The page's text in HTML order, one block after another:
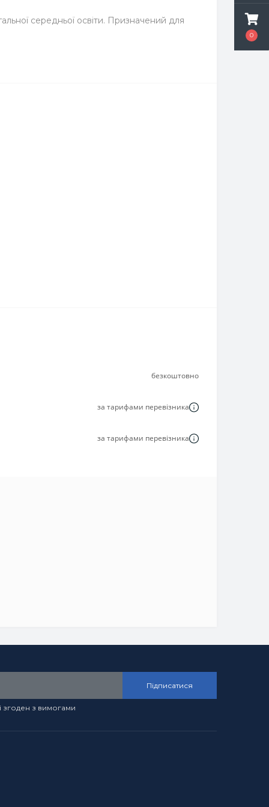
0
середньої освіти. Призначений для
безкоштовно
за тарифами перевізника
за тарифами перевізника
Підписатися
згоден з вимогами